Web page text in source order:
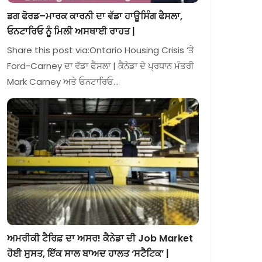
ਡਗ ਫੋਰਡ–ਮਾਰਕ ਕਾਰਨੀ ਦਾ ਵੱਡਾ ਹਾਊਸਿੰਗ ਫੈਸਲਾ,
ਓਨਟਾਰਿਓ ਨੂੰ ਮਿਲੀ ਅਸਥਾਈ ਰਾਹਤ |
Share this post via:Ontario Housing Crisis ‘ਤੇ
Ford-Carney ਦਾ ਵੱਡਾ ਫੈਸਲਾ | ਕੈਨੇਡਾ ਦੇ ਪ੍ਰਧਾਨ ਮੰਤਰੀ
Mark Carney ਅਤੇ ਓਨਟਾਰਿਓ…
ਅਮਰੀਕੀ ਟੈਰਿਫ਼ ਦਾ ਅਸਰ! ਕੈਨੇਡਾ ਦੀ Job Market
ਹੋਈ ਸੁਸਤ, ਇੱਕ ਸਾਲ ਬਾਅਦ ਹਾਲਤ ‘ਸਟੈਟਿਕ’ |